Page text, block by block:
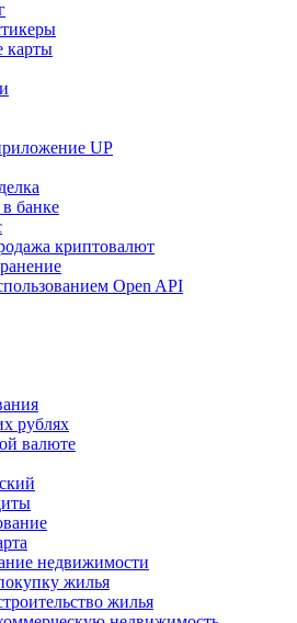
карты
UP
банке
криптовалют
Open API
рублях
валюте
недвижимости
жилья
жилья